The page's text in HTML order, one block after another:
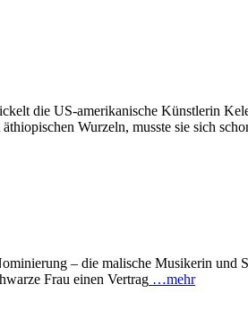
die US-amerikanische Künstlerin
Wurzeln, musste sie sich
– die malische Musikerin und
Frau einen Vertrag …mehr